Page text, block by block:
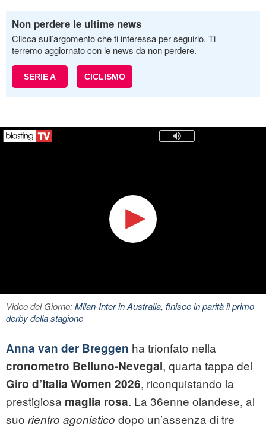
Non perdere le ultime news
Clicca sull’argomento che ti interessa per seguirlo. Ti
terremo aggiornato con le news da non perdere.
SERIE A CICLISMO
Video del Giorno:Milan-Inter in Australia, finisce in parità il primo
derby della stagione
Anna van der Breggen ha trionfato nella
cronometro Belluno-Nevegal, quarta tappa del
Giro d’Italia Women 2026, riconquistando la
prestigiosa maglia rosa. La 36enne olandese, al
suo rientro agonistico dopo un’assenza di tre